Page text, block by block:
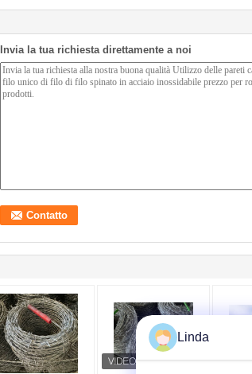
Invia la tua richiesta direttamente a noi
Linda